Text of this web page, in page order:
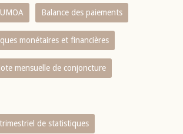
Balance des paiements
monétaires et financières
mensuelle de conjoncture
de statistiques